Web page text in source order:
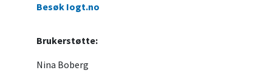
Besøk Iogt.no
Brukerstøtte:
Nina Boberg